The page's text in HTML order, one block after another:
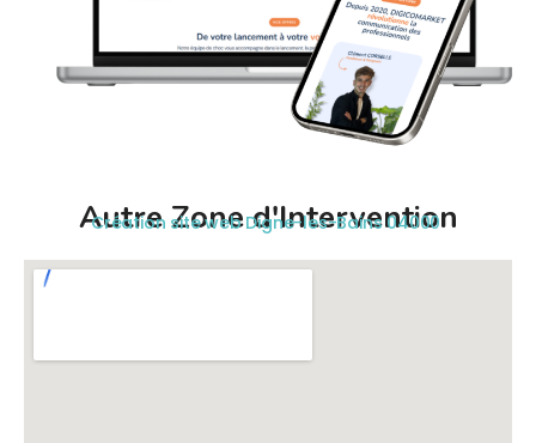
Autre Zone d'Intervention
Création site web Digne-les-Bains 04000